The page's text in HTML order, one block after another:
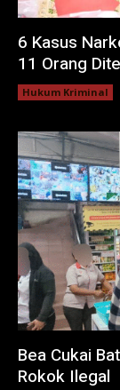
6 Kasus
11 Orang
Hukum Kriminal
Bea Cukai
Rokok Ilegal